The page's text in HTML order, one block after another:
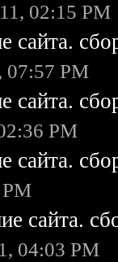
02:15 PM
сайта.
07:57 PM
сайта.
PM
сайта.
сайта.
04:03 PM